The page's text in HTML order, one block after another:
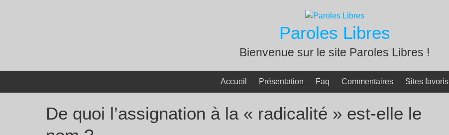
Paroles Libres
Bienvenue sur le site Paroles Libres !
Accueil Présentation Faq Commentaires Sites favoris
De quoi l’assignation à la « radicalité » est-elle le